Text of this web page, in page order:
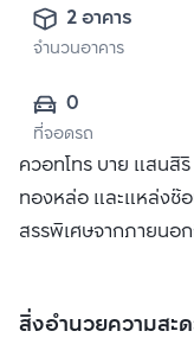
2 อาคาร
จำนวนอาคาร
0
ที่จอดรถ
ควอทโทร บาย แสนสิริ
ทองหล่อ และแหล่งช๊
สรรพิเศษจากภายนอ
สิ่งอำนวยความสะ